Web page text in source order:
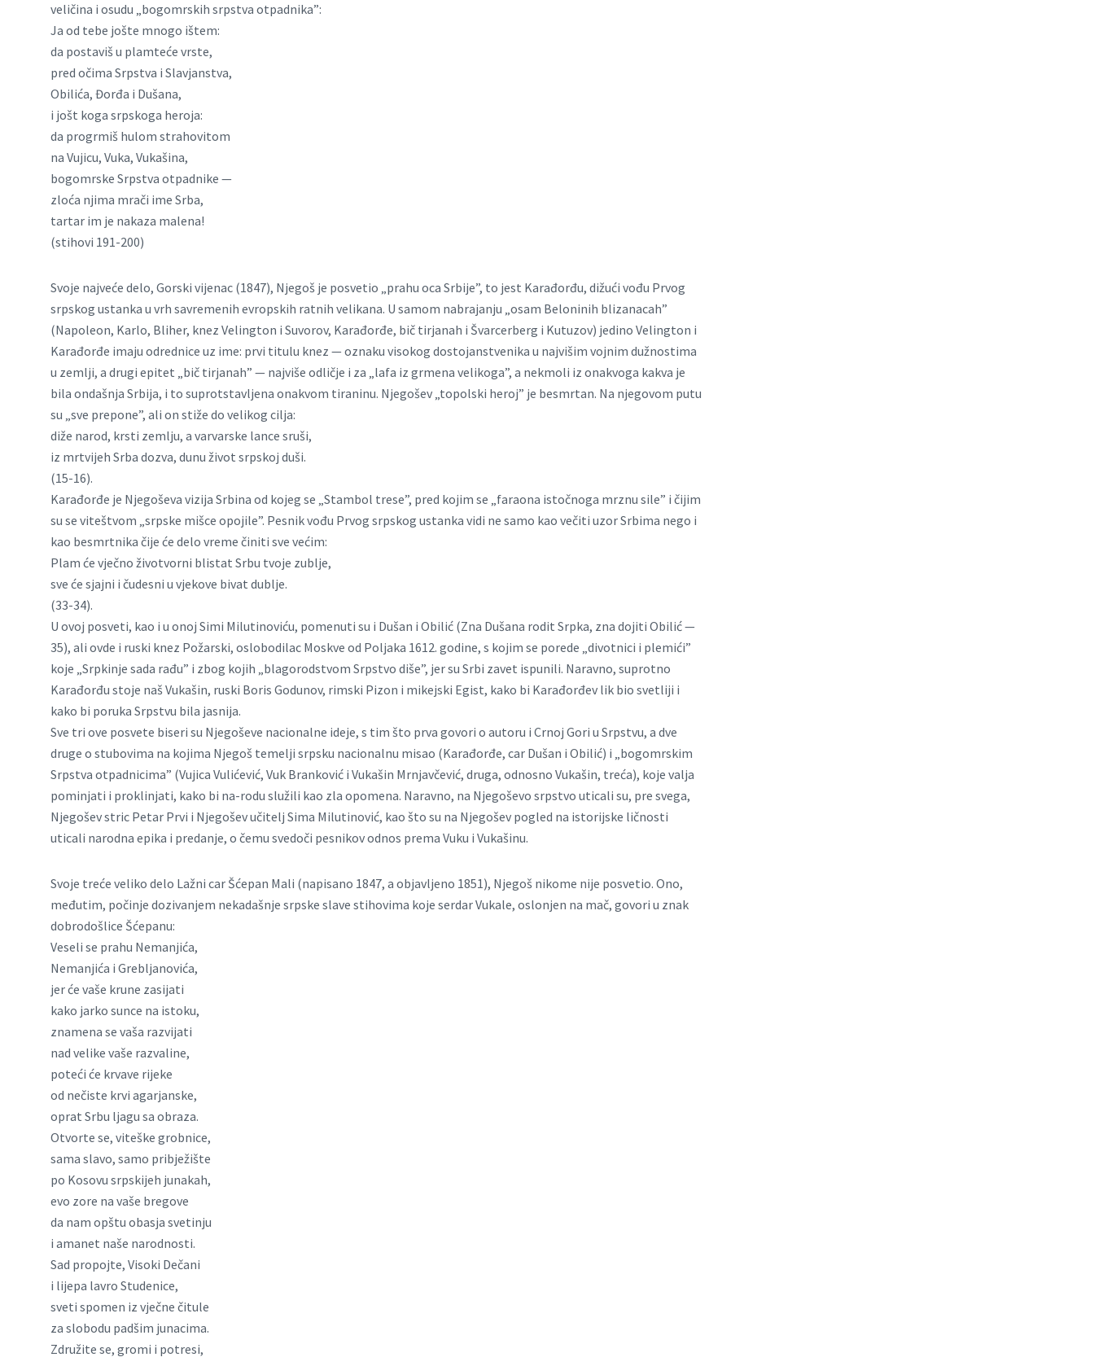
veličina i osudu „bogomrskih srpstva otpadnika”:
Ja od tebe jošte mnogo ištem:
da postaviš u plamteće vrste,
pred očima Srpstva i Slavjanstva,
Obilića, Đorđa i Dušana,
i jošt koga srpskoga heroja:
da progrmiš hulom strahovitom
na Vujicu, Vuka, Vukašina,
bogomrske Srpstva otpadnike —
zloća njima mrači ime Srba,
tartar im je nakaza malena!
(stihovi 191-200)
Svoje najveće delo, Gorski vijenac (1847), Njegoš je posvetio „prahu oca Srbije”, to jest Karađorđu, dižući vođu Prvog
srpskog ustanka u vrh savremenih evropskih ratnih velikana. U samom nabrajanju „osam Beloninih blizanacah”
(Napoleon, Karlo, Bliher, knez Velington i Suvorov, Karađorđe, bič tirjanah i Švarcerberg i Kutuzov) jedino Velington i
Karađorđe imaju odrednice uz ime: prvi titulu knez — oznaku visokog dostojanstvenika u najvišim vojnim dužnostima
u zemlji, a drugi epitet „bič tirjanah” — najviše odličje i za „lafa iz grmena velikoga”, a nekmoli iz onakvoga kakva je
bila ondašnja Srbija, i to suprotstavljena onakvom tiraninu. Njegošev „topolski heroj” je besmrtan. Na njegovom putu
su „sve prepone”, ali on stiže do velikog cilja:
diže narod, krsti zemlju, a varvarske lance sruši,
iz mrtvijeh Srba dozva, dunu život srpskoj duši.
(15-16).
Karađorđe je Njegoševa vizija Srbina od kojeg se „Stambol trese”, pred kojim se „faraona istočnoga mrznu sile” i čijim
su se viteštvom „srpske mišce opojile”. Pesnik vođu Prvog srpskog ustanka vidi ne samo kao večiti uzor Srbima nego i
kao besmrtnika čije će delo vreme činiti sve većim:
Plam će vječno životvorni blistat Srbu tvoje zublje,
sve će sjajni i čudesni u vjekove bivat dublje.
(33-34).
U ovoj posveti, kao i u onoj Simi Milutinoviću, pomenuti su i Dušan i Obilić (Zna Dušana rodit Srpka, zna dojiti Obilić —
35), ali ovde i ruski knez Požarski, oslobodilac Moskve od Poljaka 1612. godine, s kojim se porede „divotnici i plemići”
koje „Srpkinje sada rađu” i zbog kojih „blagorodstvom Srpstvo diše”, jer su Srbi zavet ispunili. Naravno, suprotno
Karađorđu stoje naš Vukašin, ruski Boris Godunov, rimski Pizon i mikejski Egist, kako bi Karađorđev lik bio svetliji i
kako bi poruka Srpstvu bila jasnija.
Sve tri ove posvete biseri su Njegoševe nacionalne ideje, s tim što prva govori o autoru i Crnoj Gori u Srpstvu, a dve
druge o stubovima na kojima Njegoš temelji srpsku nacionalnu misao (Karađorđe, car Dušan i Obilić) i „bogomrskim
Srpstva otpadnicima” (Vujica Vulićević, Vuk Branković i Vukašin Mrnjavčević, druga, odnosno Vukašin, treća), koje valja
pominjati i proklinjati, kako bi na-rodu služili kao zla opomena. Naravno, na Njegoševo srpstvo uticali su, pre svega,
Njegošev stric Petar Prvi i Njegošev učitelj Sima Milutinović, kao što su na Njegošev pogled na istorijske ličnosti
uticali narodna epika i predanje, o čemu svedoči pesnikov odnos prema Vuku i Vukašinu.
Svoje treće veliko delo Lažni car Šćepan Mali (napisano 1847, a objavljeno 1851), Njegoš nikome nije posvetio. Ono,
međutim, počinje dozivanjem nekadašnje srpske slave stihovima koje serdar Vukale, oslonjen na mač, govori u znak
dobrodošlice Šćepanu:
Veseli se prahu Nemanjića,
Nemanjića i Grebljanovića,
jer će vaše krune zasijati
kako jarko sunce na istoku,
znamena se vaša razvijati
nad velike vaše razvaline,
poteći će krvave rijeke
od nečiste krvi agarjanske,
oprat Srbu ljagu sa obraza.
Otvorte se, viteške grobnice,
sama slavo, samo pribježište
po Kosovu srpskijeh junakah,
evo zore na vaše bregove
da nam opštu obasja svetinju
i amanet naše narodnosti.
Sad propojte, Visoki Dečani
i lijepa lavro Studenice,
sveti spomen iz vječne čitule
za slobodu padšim junacima.
Združite se, gromi i potresi,